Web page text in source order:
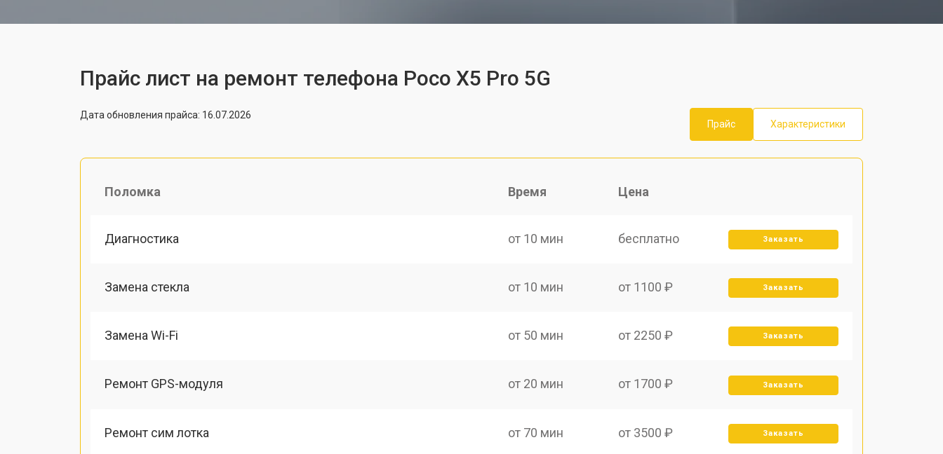
Прайс лист на ремонт телефона Poco X5 Pro 5G
Дата обновления прайса: 16.07.2026
Прайс
Характеристики
Поломка Время Цена
Диагностика от 10 мин бесплатно Заказать
Замена стекла от 10 мин от 1100 ₽ Заказать
Замена Wi-Fi от 50 мин от 2250 ₽ Заказать
Ремонт GPS-модуля от 20 мин от 1700 ₽ Заказать
Ремонт сим лотка от 70 мин от 3500 ₽ Заказать